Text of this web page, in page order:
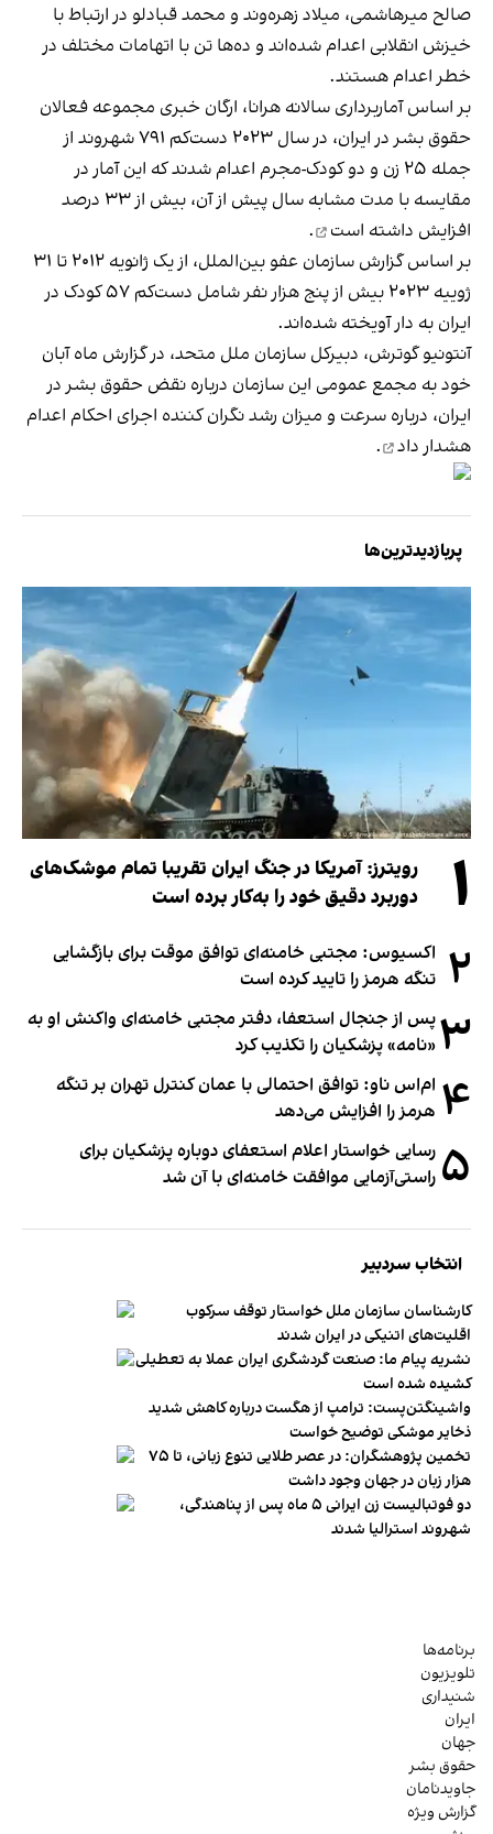
صالح میرهاشمی، میلاد زهره‌وند و محمد قبادلو در ارتباط با
خیزش انقلابی اعدام شده‌اند و ده‌ها تن با اتهامات مختلف در
خطر اعدام هستند.
بر اساس آماربرداری سالانه هرانا، ارگان خبری مجموعه فعالان
حقوق بشر در ایران، در سال ۲۰۲۳ دست‌کم ۷۹۱ شهروند از
جمله ۲۵ زن و دو کودک-مجرم اعدام شدند که این آمار در
مقایسه با مدت مشابه سال پیش از آن، بیش از ۳۳ درصد
افزایش داشته است
.
بر اساسگزارش سازمان عفو بین‌الملل
، از یک ژانویه ۲۰۱۲ تا ۳۱
ژوییه ۲۰۲۳ بیش از پنج هزار نفر شامل دست‌کم ۵۷ کودک در
ایران به دار آویخته شده‌اند.
آنتونیو گوترش، دبیر‌کل سازمان ملل متحد، در گزارش ماه آبان
خود به مجمع عمومی این سازمان درباره نقض حقوق بشر در
ایران، درباره سرعت و میزان رشد نگران‌ کننده اجرای احکام اعدام
هشدار داد
.
پربازدیدترین‌ها
۱
رویترز: آمریکا در جنگ ایران تقریبا تمام موشک‌های
دوربرد دقیق خود را به‌کار برده است
۲ اکسیوس: مجتبی خامنه‌ای توافق موقت برای بازگشایی
تنگه هرمز را تایید کرده است
۳پس از جنجال استعفا، دفتر مجتبی خامنه‌ای واکنش او به
«نامه» پزشکیان را تکذیب کرد
۴ ام‌اس ناو: توافق احتمالی با عمان کنترل تهران بر تنگه
هرمز را افزایش می‌دهد
۵ رسایی خواستار اعلام استعفای دوباره پزشکیان برای
راستی‌آزمایی موافقت خامنه‌ای با آن شد
انتخاب سردبیر
کارشناسان سازمان ملل خواستار توقف سرکوب
اقلیت‌های اتنیکی در ایران شدند
نشریه پیام ما: صنعت گردشگری ایران عملا به تعطیلی
کشیده شده است
واشینگتن‌پست: ترامپ از هگست درباره کاهش شدید
ذخایر موشکی توضیح خواست
تخمین پژوهشگران: در عصر طلایی تنوع زبانی، تا ۷۵
هزار زبان در جهان وجود داشت
دو فوتبالیست زن ایرانی ۵ ماه پس از پناهندگی،
شهروند استرالیا شدند
برنامه‌ها
تلویزیون
شنیداری
ایران
جهان
حقوق بشر
جاویدنامان
گزارش ویژه